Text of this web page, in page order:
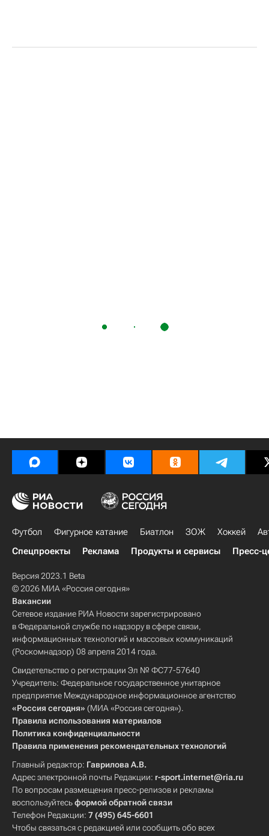
Футбол Фигурное катание Биатлон ЗОЖ Хоккей
Спецпроекты
Реклама Продукты и сервисы Пресс-
Версия 2023.1 Beta
© 2026 МИА «Россия сегодня»
Вакансии
Сетевое издание РИА Новости зарегистрировано
в Федеральной службе по надзору в сфере связи,
информационных технологий и массовых коммуникаций
(Роскомнадзор) 08 апреля 2014 года.
Свидетельство о регистрации Эл № ФС77-57640
Учредитель: Федеральное государственное унитарное
предприятие Международное информационное агентство
«Россия сегодня» (МИА «Россия сегодня»).
Правила использования материалов
Политика конфиденциальности
Правила применения рекомендательных технологий
Главный редактор: Гаврилова А.В.
Адрес электронной почты Редакции: r-sport.internet@ria.ru
По вопросам размещения пресс-релизов и рекламы
воспользуйтесьформой обратной связи
Телефон Редакции: 7 (495) 645-6601
Чтобы связаться с редакцией или сообщить обо всех